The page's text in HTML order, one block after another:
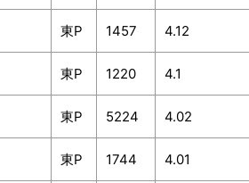
東P 1457 4.12
東P 1220 4.1
東P 5224 4.02
東P 1744 4.01